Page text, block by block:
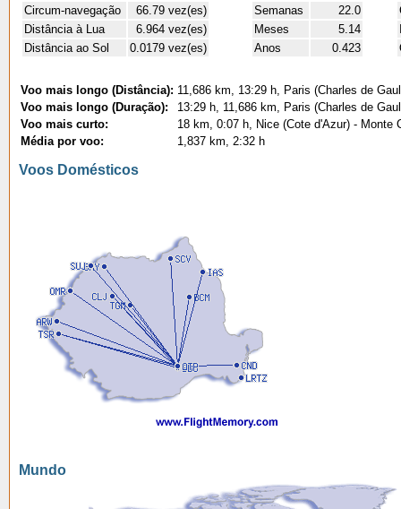
Circum-navegação
66.79 vez(es)
Distância à Lua
6.964 vez(es)
Distância ao Sol
0.0179 vez(es)
Semanas
22.0
Meses
5.14
Anos
0.423
Voo mais longo (Distância): 11,686 km, 13:29 h, Paris (Charles de
Voo mais longo (Duração):
13:29 h, 11,686 km, Paris (Charles de
Voo mais curto:
18 km, 0:07 h, Nice (Cote d'Azur) - Monte
Média por voo:
1,837 km, 2:32 h
Voos Domésticos
Mundo